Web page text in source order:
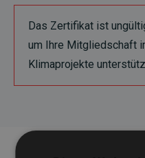
Das Zertifikat ist
um Ihre Mitgliedschaft
Klimaprojekte